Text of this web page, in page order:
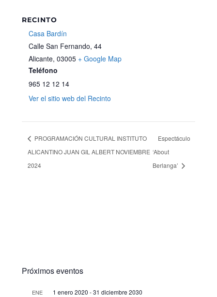
RECINTO
Casa Bardín
Calle San Fernando, 44
Alicante, 03005 + Google Map
Teléfono
965 12 12 14
Ver el sitio web del Recinto
PROGRAMACIÓN CULTURAL INSTITUTO
ALICANTINO JUAN GIL ALBERT NOVIEMBRE
2024
Espectáculo
‘About
Berlanga’
Próximos eventos
ENE 1 enero 2020 -31 diciembre 2030